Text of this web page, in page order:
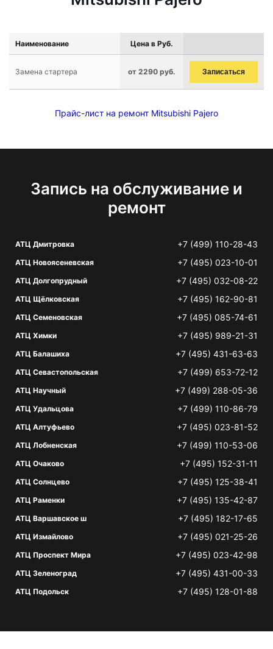
Наименование Цена в Руб.
Замена стартера от 2290 руб. Записаться
Прайс-лист на ремонт Mitsubishi Pajero
Запись на обслуживание и
ремонт
АТЦ Дмитровка +7 (499) 110-28-43
АТЦ Новоясеневская +7 (495) 023-10-01
АТЦ Долгопрудный +7 (495) 032-08-22
АТЦ Щёлковская +7 (495) 162-90-81
АТЦ Семеновская +7 (495) 085-74-61
АТЦ Химки +7 (495) 989-21-31
АТЦ Балашиха +7 (495) 431-63-63
АТЦ Севастопольская +7 (499) 653-72-12
АТЦ Научный +7 (499) 288-05-36
АТЦ Удальцова +7 (499) 110-86-79
АТЦ Алтуфьево +7 (495) 023-81-52
АТЦ Лобненская +7 (499) 110-53-06
АТЦ Очаково +7 (495) 152-31-11
АТЦ Солнцево +7 (495) 125-38-41
АТЦ Раменки +7 (495) 135-42-87
АТЦ Варшавское ш +7 (495) 182-17-65
АТЦ Измайлово +7 (495) 021-25-26
АТЦ Проспект Мира +7 (495) 023-42-98
АТЦ Зеленоград +7 (495) 431-00-33
АТЦ Подольск +7 (495) 128-01-88